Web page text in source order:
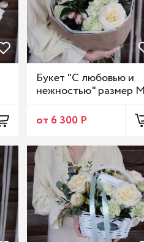
Букет "С любовью и
нежностью" размер
от 6 300 Р